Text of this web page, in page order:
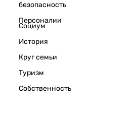
безопасность
Персоналии
Социум
История
Круг семьи
Туризм
Собственность